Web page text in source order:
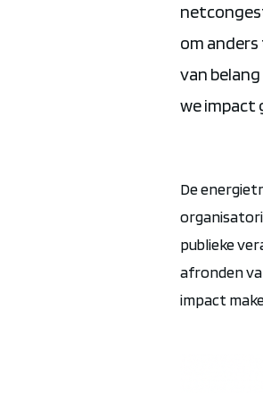
om
van
we impact
De
publieke
afronden
impact